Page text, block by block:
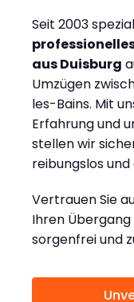
Seit 2003
aus Duisburg
Umzügen
les-Bains. Mit
Erfahrung und
stellen wir
reibungslos
Vertrauen Sie
Ihren
sorgenfrei und